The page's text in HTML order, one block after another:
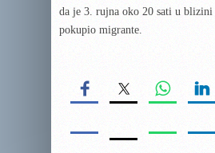
da je 3. rujna oko 20 sati u blizini
pokupio migrante.